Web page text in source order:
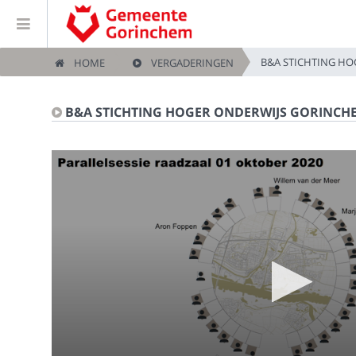
Home
Vergaderingen
Live vergaderingen
HOME VERGADERINGEN B&A STICHTING
B&A STICHTING HOGER ONDERWIJS